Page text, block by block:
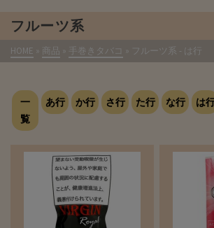
フルーツ系
HOME » 商品 » 手巻きタバコ » フルーツ系 - は行
一
覧
あ行 か行 さ行 た行 な行 は